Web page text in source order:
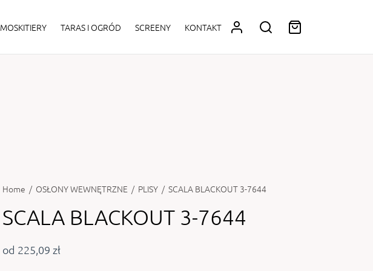
MOSKITIERY TARAS I OGRÓD SCREENY KONTAKT
Home / OSŁONY WEWNĘTRZNE / PLISY / SCALA BLACKOUT 3-7644
SCALA BLACKOUT 3-7644
od 225,09 zł